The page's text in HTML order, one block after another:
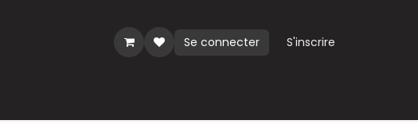
Se connecter
S'inscrire